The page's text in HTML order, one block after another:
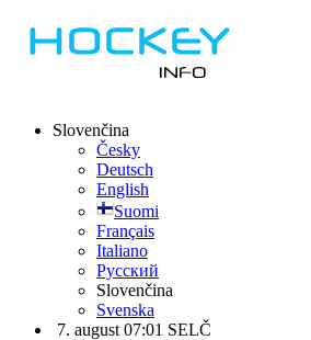
Slovenčina
Česky
Deutsch
English
Suomi
Français
Italiano
Русский
Slovenčina
Svenska
7. august 07:01 SELČ